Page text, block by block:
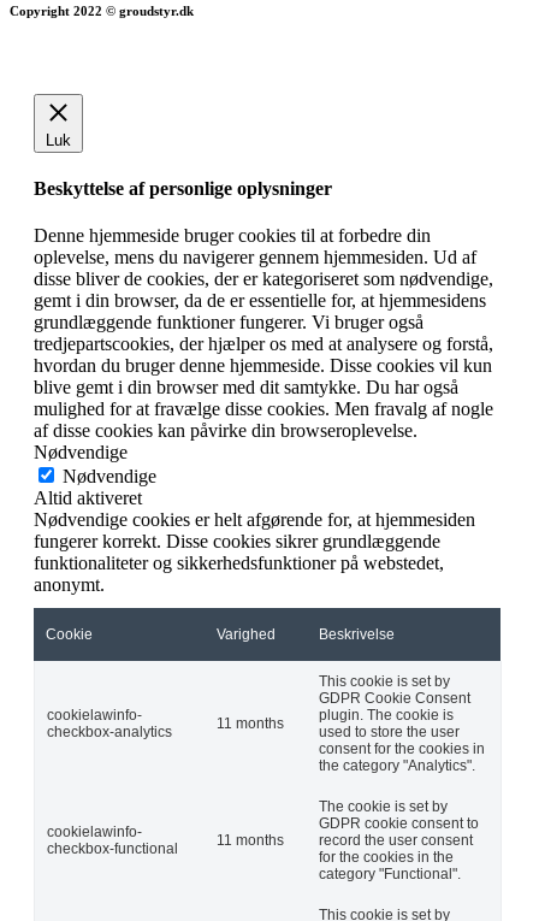
Copyright 2022 © groudstyr.dk
Luk
Beskyttelse af personlige oplysninger
Denne hjemmeside bruger cookies til at forbedre din
oplevelse, mens du navigerer gennem hjemmesiden. Ud af
disse bliver de cookies, der er kategoriseret som nødvendige,
gemt i din browser, da de er essentielle for, at hjemmesidens
grundlæggende funktioner fungerer. Vi bruger også
tredjepartscookies, der hjælper os med at analysere og forstå,
hvordan du bruger denne hjemmeside. Disse cookies vil kun
blive gemt i din browser med dit samtykke. Du har også
mulighed for at fravælge disse cookies. Men fravalg af nogle
af disse cookies kan påvirke din browseroplevelse.
Nødvendige
Nødvendige
Altid aktiveret
Nødvendige cookies er helt afgørende for, at hjemmesiden
fungerer korrekt. Disse cookies sikrer grundlæggende
funktionaliteter og sikkerhedsfunktioner på webstedet,
anonymt.
Cookie Varighed Beskrivelse
cookielawinfo-
checkbox-analytics
11 months
This cookie is set by
GDPR Cookie Consent
plugin. The cookie is
used to store the user
consent for the cookies in
the category "Analytics".
cookielawinfo-
checkbox-functional
11 months
The cookie is set by
GDPR cookie consent to
record the user consent
for the cookies in the
category "Functional".
This cookie is set by